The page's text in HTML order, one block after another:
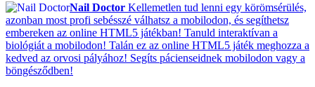
Nail Doctor Kellemetlen tud lenni egy körömsérülés,
azonban most profi sebésszé válhatsz a mobilodon, és segíthetsz
embereken az online HTML5 játékban! Tanuld interaktívan a
biológiát a mobilodon! Talán ez az online HTML5 játék meghozza a
kedved az orvosi pályához! Segíts pácienseidnek mobilodon vagy a
böngésződben!